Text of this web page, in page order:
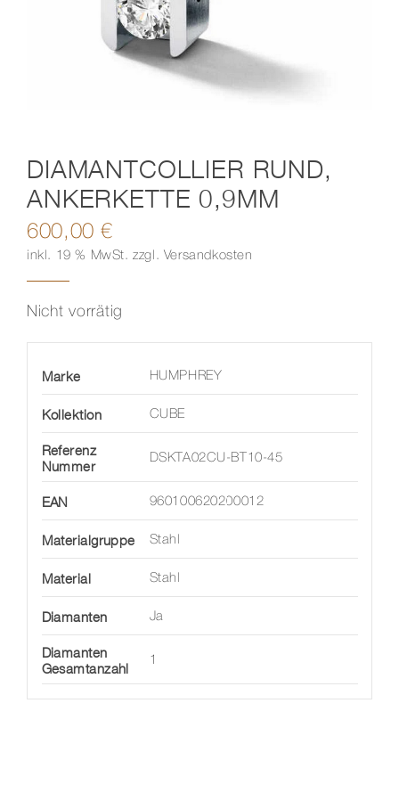
DIAMANTCOLLIER RUND,
ANKERKETTE 0,9MM
600,00€
inkl. 19 % MwSt. zzgl. Versandkosten
Nicht vorrätig
Marke HUMPHREY
Kollektion CUBE
Referenz
Nummer
DSKTA02CU-BT10-45
EAN 960100620200012
Materialgruppe Stahl
Material Stahl
Diamanten Ja
Diamanten
Gesamtanzahl
1